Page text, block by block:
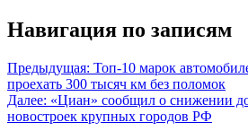
Навигация по записям
Предыдущая: Топ-10 марок
проехать 300 тысяч км без поломок
Далее: «Циан» сообщил о снижении
новостроек крупных городов РФ